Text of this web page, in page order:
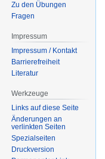
Zu den Übungen
Fragen
Impressum
Impressum / Kontakt
Barrierefreiheit
Literatur
Werkzeuge
Links auf diese Seite
Änderungen an
verlinkten Seiten
Spezialseiten
Druckversion